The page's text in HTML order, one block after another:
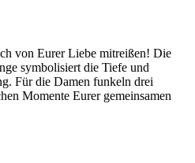
von Eurer Liebe mitreißen! Die
symbolisiert die Tiefe und
Für die Damen funkeln drei
Momente Eurer gemeinsamen